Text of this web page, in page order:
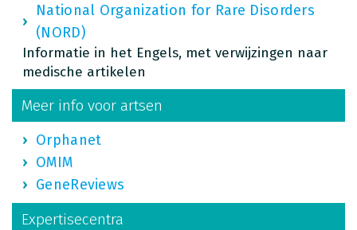
National Organization for Rare Disorders
(NORD)
Informatie in het Engels, met verwijzingen naar
medische artikelen
Meer info voor artsen
Orphanet
OMIM
GeneReviews
Expertisecentra